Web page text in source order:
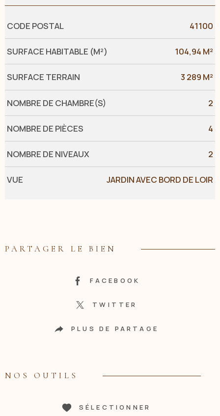
Caractérisque Valeurs
CODE POSTAL 41100
SURFACE HABITABLE (M²) 104,94 M²
SURFACE TERRAIN 3 289 M²
NOMBRE DE CHAMBRE(S) 2
NOMBRE DE PIÈCES 4
NOMBRE DE NIVEAUX 2
VUE JARDIN AVEC BORD DE LOIR
PARTAGER LE BIEN
FACEBOOK
TWITTER
PLUS DE PARTAGE
NOS OUTILS
SÉLECTIONNER